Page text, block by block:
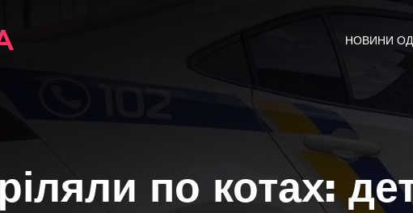
НОВИНИ
по котах: